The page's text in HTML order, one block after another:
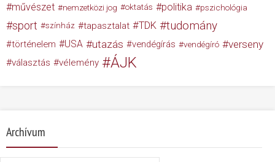
művészet nemzetközi jog oktatás politika pszichológia
sport színház tapasztalat TDK tudomány
történelem USA utazás vendégírás vendégíró verseny
választás vélemény ÁJK
Archívum